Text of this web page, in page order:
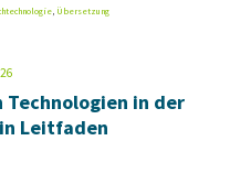
, Übersetzung
in der
Leitfaden